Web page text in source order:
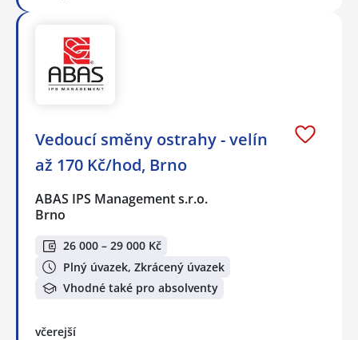
Vedoucí směny ostrahy - velín
až 170 Kč/hod, Brno
ABAS IPS Management s.r.o.
Brno
26 000 – 29 000 Kč
Plný úvazek, Zkrácený úvazek
Vhodné také pro absolventy
včerejší